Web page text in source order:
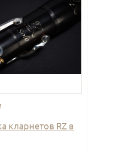
кларнетов RZ в